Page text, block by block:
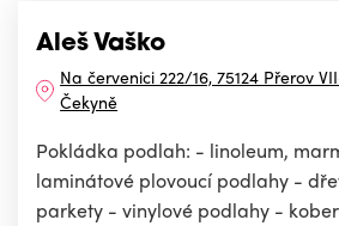
Aleš Vaško
Na červenici 222/16, 75124 Přerov
Čekyně
Pokládka podlah: - linoleum,
laminátové plovoucí podlahy -
parkety - vinylové podlahy -